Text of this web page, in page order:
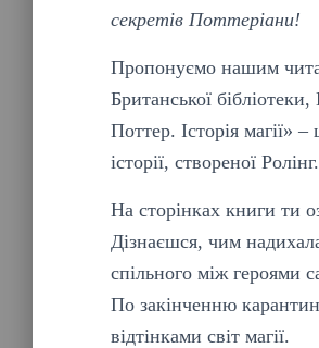
секретів Поттеріани!
Пропонуємо нашим
Британської
Поттер. Історія магії»
історії, створеної Ролінг.
На сторінках книги ти
Дізнаєшся, чим
спільного між героями
По закінченню
відтінками світ магії.